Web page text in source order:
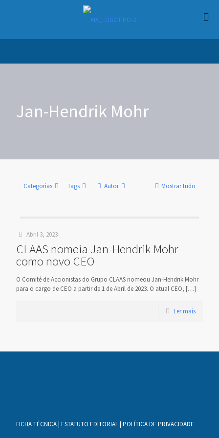
Jan-Hendrik Mohr
Categorias Tags Autor Mostrar tudo
Abril 3, 2023
CLAAS nomeia Jan-Hendrik Mohr
como novo CEO
O Comité de Accionistas do Grupo CLAAS nomeou Jan-Hendrik Mohr
para o cargo de CEO a partir de 1 de Abril de 2023. O atual CEO, […]
Ler mais
FICHA TÉCNICA| ESTATUTO EDITORIAL| POLÍTICA DE PRIVACIDADE